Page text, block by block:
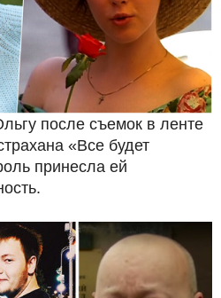
после съемок в ленте
«Все будет
принесла ей